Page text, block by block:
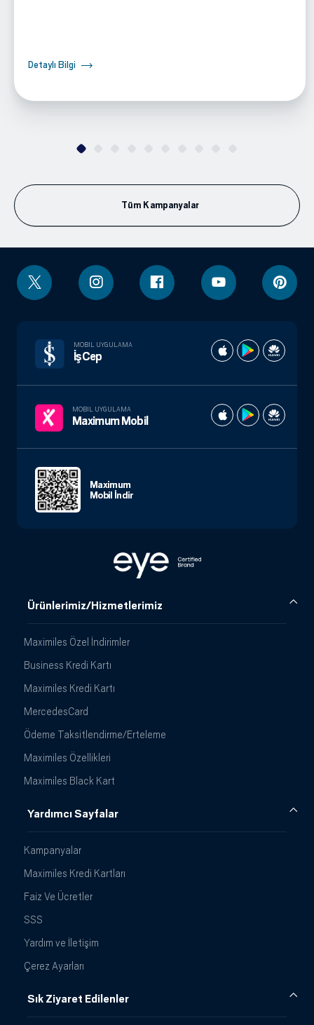
Detaylı Bilgi
Tüm Kampanyalar
Ürünlerimiz/Hizmetlerimiz
Maximiles Özel İndirimler
Business Kredi Kartı
Maximiles Kredi Kartı
MercedesCard
Ödeme Taksitlendirme/Erteleme
Maximiles Özellikleri
Maximiles Black Kart
Yardımcı Sayfalar
Kampanyalar
Maximiles Kredi Kartları
Faiz Ve Ücretler
SSS
Yardım ve İletişim
Çerez Ayarları
Sık Ziyaret Edilenler
MOBIL UYGULAMA
İşCep
MOBIL UYGULAMA
Maximum Mobil
Maximum
Mobil İndir